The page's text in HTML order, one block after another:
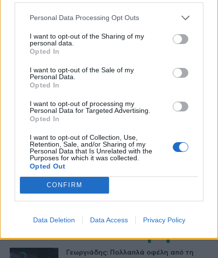
Personal Data Processing Opt Outs
I want to opt-out of the Sharing of my
personal data.
Opted In
I want to opt-out of the Sale of my
Personal Data.
Opted In
I want to opt-out of processing my
Personal Data for Targeted Advertising.
Opted In
I want to opt-out of Collection, Use,
Retention, Sale, and/or Sharing of my
Personal Data that Is Unrelated with the
Purposes for which it was collected.
Opted Out
CONFIRM
Data Deletion Data Access Privacy Policy
δείκτης Θετικότητας ΕΟΔΥ Κορονοϊός
HS Team
Δείτε Ακόμη
Γεωργιάδης: Πολλαπλά οφέλη από τη